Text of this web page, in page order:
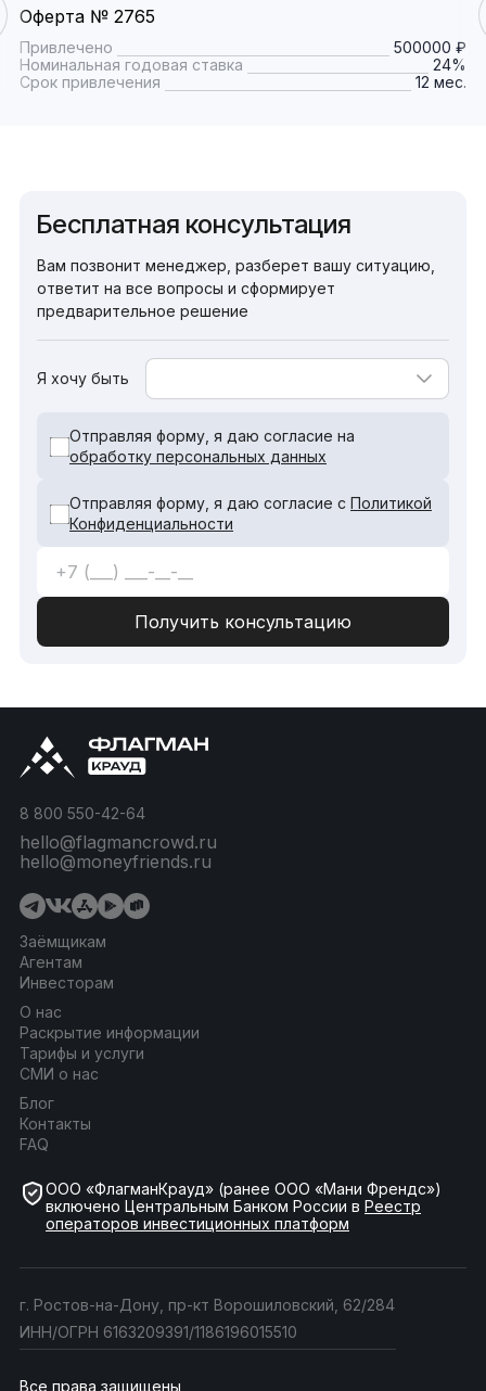
Оферта № 2765
Привлечено
500000 ₽
Номинальная годовая ставка
24%
Срок привлечения
12 мес.
Бесплатная консультация
Вам позвонит менеджер, разберет вашу ситуацию,
ответит на все вопросы и сформирует
предварительное решение
Я хочу быть
Отправляя форму, я даю согласие на
обработку персональных данных
Отправляя форму, я даю согласие с Политикой
Конфиденциальности
Заёмщикам
Агентам
Инвесторам
О нас
Раскрытие информации
Тарифы и услуги
СМИ о нас
Блог
Контакты
FAQ
8 800 550-42-64
hello@flagmancrowd.ru
hello@moneyfriends.ru
ООО «ФлагманКрауд» (ранее ООО «Мани Френдс»)
включено Центральным Банком России в Реестр
операторов инвестиционных платформ
г. Ростов-на-Дону, пр-кт Ворошиловский, 62/284
ИНН/ОГРН 6163209391/1186196015510
Все права защищены